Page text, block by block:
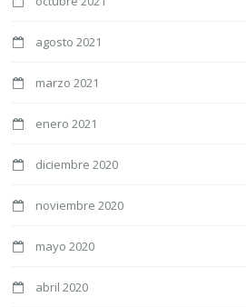
agosto 2021
marzo 2021
enero 2021
diciembre 2020
noviembre 2020
mayo 2020
abril 2020